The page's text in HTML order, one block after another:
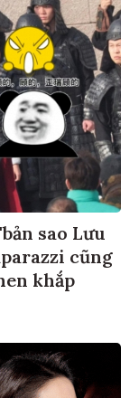
sao Lưu
cũng
khắp